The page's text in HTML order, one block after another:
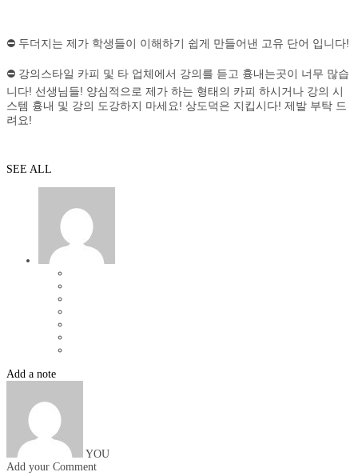
⛔ 두더지는 제가 학생들이 이해하기 쉽게 만들어낸 고유 단어 입니다!
⛔ 강의스타일 카피 및 타 업체에서 강의를 듣고 흉내는곳이 너무 많습
니다! 선생님들! 양심적으로 제가 하는 형태의 카피 하시거나 강의 시
스템 흉내 및 강의 도강하지 마세요! 상도덕은 지킵시다! 제발 부탁 드
려요!
SEE ALL
Add a note
YOU
Add your Comment